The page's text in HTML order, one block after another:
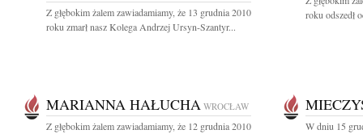
Z głębokim żalem zawiadamiamy, że 13 grudnia 2010
roku zmarł nasz Kolega Andrzej Ursyn-Szantyr...
roku odszedł
MARIANNA HAŁUCHA WROCŁAW
Z głębokim żalem zawiadamiamy, że 12 grudnia 2010
W dniu 15